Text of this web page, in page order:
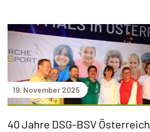
19. November 2025
40 Jahre DSG-BSV Österreich